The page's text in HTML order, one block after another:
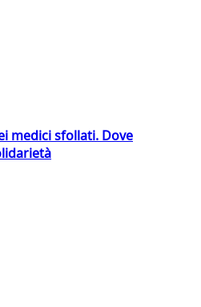
medici sfollati. Dove